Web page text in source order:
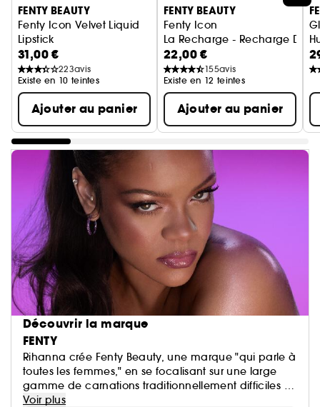
FENTY BEAUTY
Fenty Icon Velvet Liquid
Lipstick
Rouge à lèvres mat liquide
31,00 €
223avis
Existe en 10 teintes
Ajouter au panier
FENTY BEAUTY
Fenty Icon
La Recharge - Recharge De
22,00 €
155avis
Existe en 12 teintes
Ajouter au panier
Découvrir la marque
FENTY
Rihanna crée Fenty Beauty, une marque "qui parle à
toutes les femmes," en se focalisant sur une large
gamme de carnations traditionnellement difficiles à
maquiller, identifiant des teintes universelles...
Voir plus